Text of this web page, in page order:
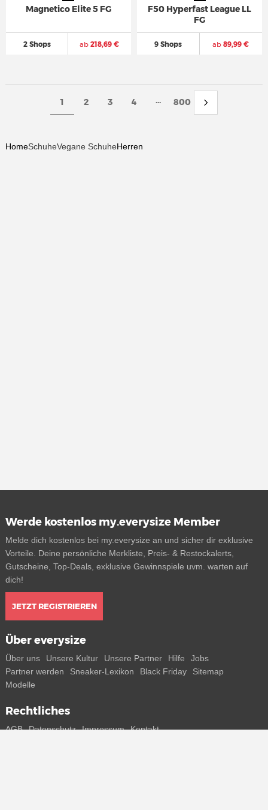
Magnetico Elite 5 FG
2 Shops ab 218,69 €
F50 Hyperfast League LL
FG
9 Shops ab 89,99 €
1 2 3 4 ... 800
HomeSchuheVegane SchuheHerren
Werde kostenlos my.everysize Member
Melde dich kostenlos bei my.everysize an und sicher dir exklusive
Vorteile. Deine persönliche Merkliste, Preis- & Restockalerts,
Gutscheine, Top-Deals, exklusive Gewinnspiele uvm. warten auf
dich!
JETZT REGISTRIEREN
Über everysize
Über uns Unsere Kultur Unsere Partner Hilfe
Jobs
Partner werden
Sneaker-Lexikon Black Friday
Sitemap
Modelle
Rechtliches
AGB Datenschutz Impressum Kontakt